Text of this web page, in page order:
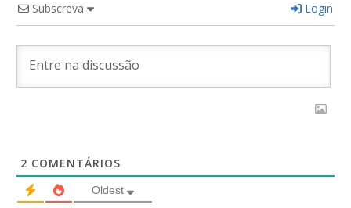
Subscreva Login
2 COMENTÁRIOS
Oldest